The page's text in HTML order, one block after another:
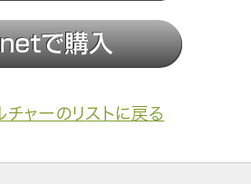
チャーのリストに戻る